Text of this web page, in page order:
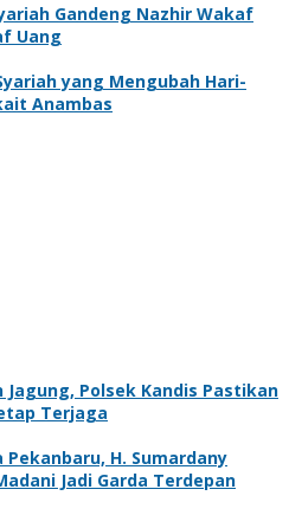
Gandeng Nazhir Wakaf
Uang
yang Mengubah Hari-
Anambas
Jagung, Polsek Kandis Pastikan
Terjaga
H. Sumardany
Jadi Garda Terdepan